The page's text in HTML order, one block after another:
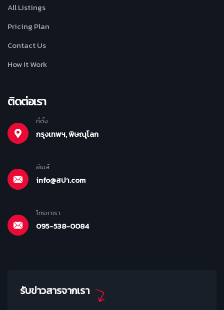
All Listings
Pricing Plan
Contact Us
How It Work
ติดต่อเรา
ที่ตั้ง
กรุงเทพฯ, พิษณุโลก
อีเมล์
info@สปา.com
โทรหาเรา
095-538-0084
รับข่าวสารจากเรา